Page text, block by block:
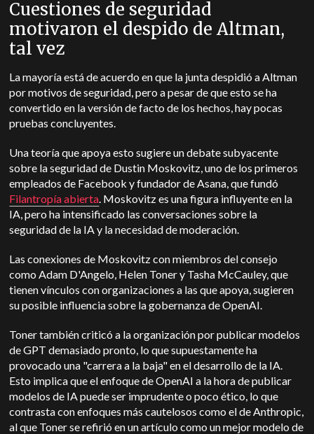
Cuestiones de seguridad
motivaron el despido de Altman,
tal vez
La mayoría está de acuerdo en que la junta despidió a Altman
por motivos de seguridad, pero a pesar de que esto se ha
convertido en la versión de facto de los hechos, hay pocas
pruebas concluyentes.
Una teoría que apoya esto sugiere un debate subyacente
sobre la seguridad de Dustin Moskovitz, uno de los primeros
empleados de Facebook y fundador de Asana, que fundó
Filantropía abierta. Moskovitz es una figura influyente en la
IA, pero ha intensificado las conversaciones sobre la
seguridad de la IA y la necesidad de moderación.
Las conexiones de Moskovitz con miembros del consejo
como Adam D'Angelo, Helen Toner y Tasha McCauley, que
tienen vínculos con organizaciones a las que apoya, sugieren
su posible influencia sobre la gobernanza de OpenAI.
Toner también criticó a la organización por publicar modelos
de GPT demasiado pronto, lo que supuestamente ha
provocado una "carrera a la baja" en el desarrollo de la IA.
Esto implica que el enfoque de OpenAI a la hora de publicar
modelos de IA puede ser imprudente o poco ético, lo que
contrasta con enfoques más cautelosos como el de Anthropic,
al que Toner se refirió en un artículo como un mejor modelo de